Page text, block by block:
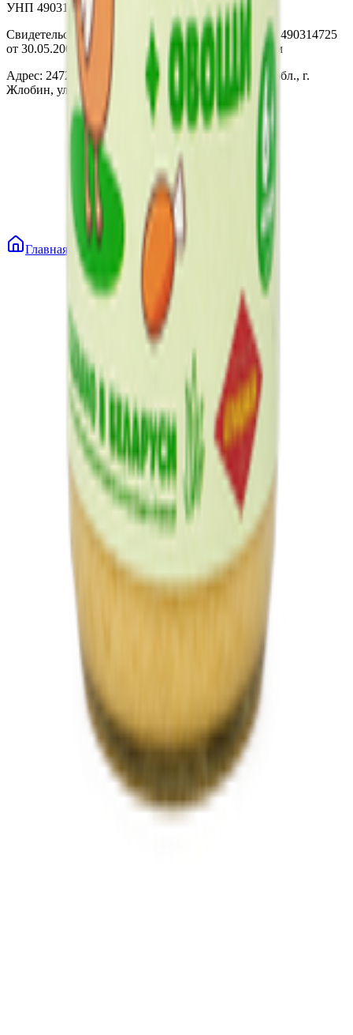
УНП 490314725
Свидетельство о государственной регистрации № 490314725
от 30.05.2003г выдано Гомельским облисполкомом
Адрес: 247210, Республика Беларусь, Гомельская обл., г.
Жлобин, ул. Козлова 2-А
Главная